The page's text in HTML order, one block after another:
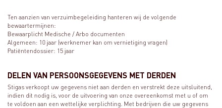
Ten aanzien van verzuimbegeleiding hanteren wij de volgende
bewaartermijnen:
Bewaarplicht Medische / Arbo documenten
Algemeen: 10 jaar (werknemer kan om vernietiging vragen)
Patiëntendossier: 15 jaar
DELEN VAN PERSOONSGEGEVENS MET DERDEN
Stigas verkoopt uw gegevens niet aan derden en verstrekt deze uitsluitend,
indien dit nodig is, voor de uitvoering van onze overeenkomst met u of om
te voldoen aan een wettelijke verplichting. Met bedrijven die uw gegevens